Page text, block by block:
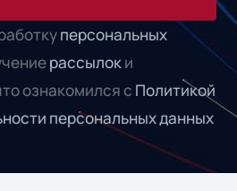
персональных
рассылок и
ознакомился с Политикой
персональных данных